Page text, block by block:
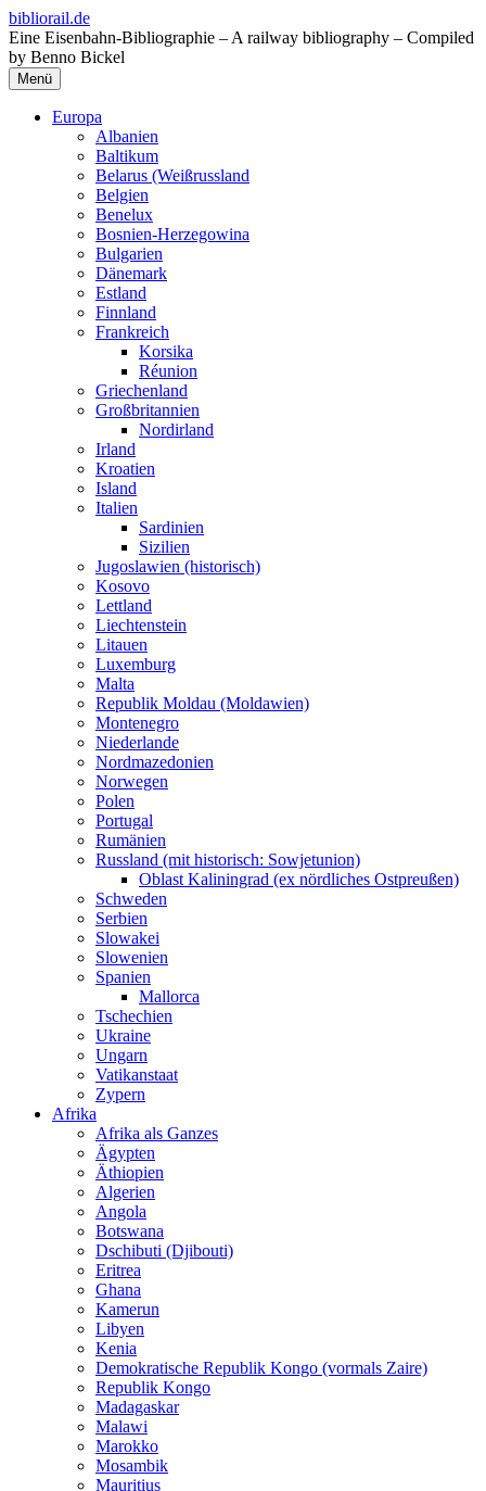
Zum
Inhalt
springen
bibliorail.de
Eine Eisenbahn-Bibliographie – A railway bibliography – Compiled
by Benno Bickel
Menü
Europa
Albanien
Baltikum
Belarus (Weißrussland
Belgien
Benelux
Bosnien-Herzegowina
Bulgarien
Dänemark
Estland
Finnland
Frankreich
Korsika
Réunion
Griechenland
Großbritannien
Nordirland
Irland
Kroatien
Island
Italien
Sardinien
Sizilien
Jugoslawien (historisch)
Kosovo
Lettland
Liechtenstein
Litauen
Luxemburg
Malta
Republik Moldau (Moldawien)
Montenegro
Niederlande
Nordmazedonien
Norwegen
Polen
Portugal
Rumänien
Russland (mit historisch: Sowjetunion)
Oblast Kaliningrad (ex nördliches Ostpreußen)
Schweden
Serbien
Slowakei
Slowenien
Spanien
Mallorca
Tschechien
Ukraine
Ungarn
Vatikanstaat
Zypern
Afrika
Afrika als Ganzes
Ägypten
Äthiopien
Algerien
Angola
Botswana
Dschibuti (Djibouti)
Eritrea
Ghana
Kamerun
Libyen
Kenia
Demokratische Republik Kongo (vormals Zaire)
Republik Kongo
Madagaskar
Malawi
Marokko
Mosambik
Mauritius